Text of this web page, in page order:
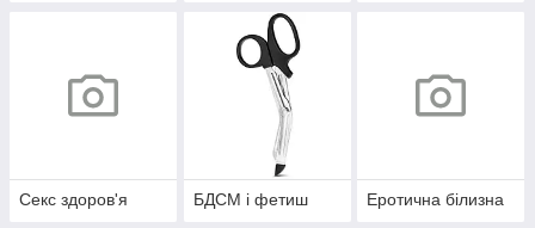
Секс здоров'я БДСМ і фетиш Еротична білизна